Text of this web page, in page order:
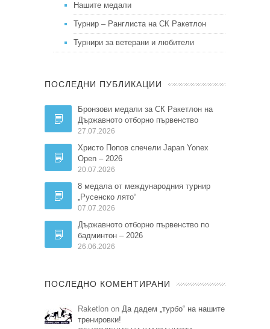
Нашите медали
Турнир – Ранглиста на СК Ракетлон
Турнири за ветерани и любители
ПОСЛЕДНИ ПУБЛИКАЦИИ
Бронзови медали за СК Ракетлон на
Държавното отборно първенство
27.07.2026
Христо Попов спечели Japan Yonex
Open – 2026
20.07.2026
8 медала от международния турнир
„Русенско лято“
07.07.2026
Държавното отборно първенство по
бадминтон – 2026
26.06.2026
ПОСЛЕДНО КОМЕНТИРАНИ
Raketlon on Да дадем „турбо“ на нашите
тренировки!